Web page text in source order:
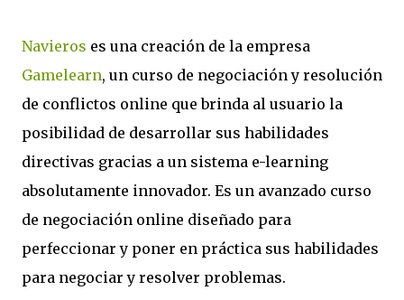
Navieros es una creación de la empresa
Gamelearn, un curso de negociación y resolución
de conflictos online que brinda al usuario la
posibilidad de desarrollar sus habilidades
directivas gracias a un sistema e-learning
absolutamente innovador. Es un avanzado curso
de negociación online diseñado para
perfeccionar y poner en práctica sus habilidades
para negociar y resolver problemas.